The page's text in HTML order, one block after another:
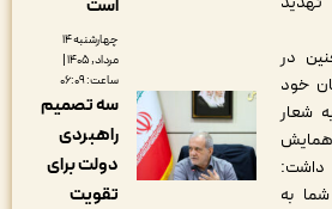
چهارشنبه ۱۴
مرداد, ۱۴۰۵ |
سه تصمیم
راهبردی
دولت برای